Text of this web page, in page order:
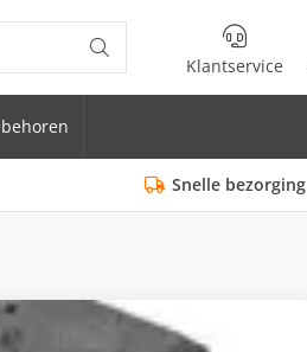
Ø 33.7
Klantservice
Snelle bezorging